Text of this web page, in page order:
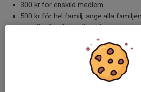
300 kr för enskild medlem
500 kr för hel familj, ange alla
anmäler familjemedlemskap.
Anmälan till familjemedlemskap kan göras
Anmälan familjemedlemsskap